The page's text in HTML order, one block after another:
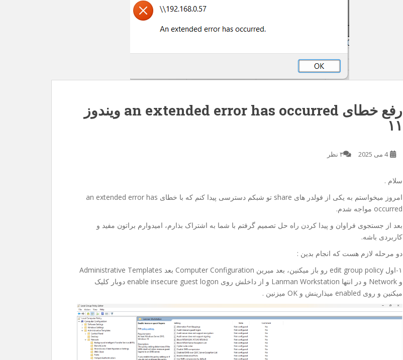
رفع خطای an extended error has occurred ویندوز
۱۱
4 می 2025 ۳ نظر
سلام .
امروز میخواستم به یکی از فولدر های share تو شبکم دسترسی پیدا کنم که با خطای an extended error has
occurred مواجه شدم.
بعد از جستجوی فراوان و پیدا کردن راه حل تصمیم گرفتم با شما به اشتراک بذارم، امیدوارم براتون مفید و
کاربردی باشه.
دو مرحله لازم هست که انجام بدین :
۱-اول edit group policy رو باز میکنین، بعد میرین Computer Configuration بعد Administrative Templates
و Network و در انتها Lanman Workstation و از داخلش روی enable insecure guest logon دوبار کلیک
میکنین و روی enabled میذارینش و OK میزنین .